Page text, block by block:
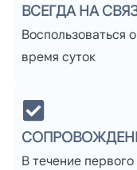
ВСЕГДА НА
Воспользоваться
время суток
В течение